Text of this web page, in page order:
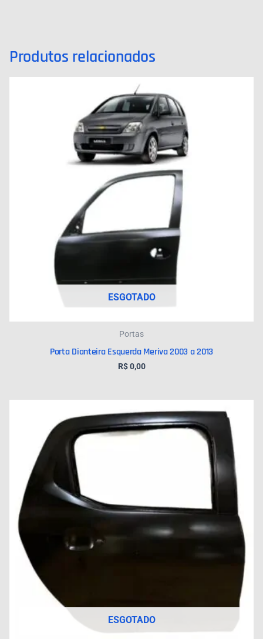
Produtos relacionados
ESGOTADO
Portas
Porta Dianteira Esquerda Meriva 2003 a 2013
R$0,00
ESGOTADO